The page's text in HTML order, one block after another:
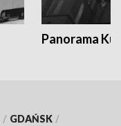
Panorama
/ GDAŃSK /